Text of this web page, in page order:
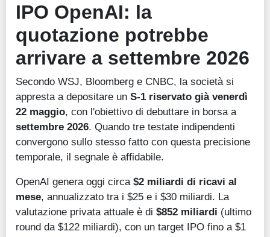
IPO OpenAI: la
quotazione potrebbe
arrivare a settembre 2026
Secondo WSJ, Bloomberg e CNBC, la società si
appresta a depositare un S-1 riservato già venerdì
22 maggio, con l'obiettivo di debuttare in borsa a
settembre 2026. Quando tre testate indipendenti
convergono sullo stesso fatto con questa precisione
temporale, il segnale è affidabile.
OpenAI genera oggi circa $2 miliardi di ricavi al
mese, annualizzato tra i $25 e i $30 miliardi. La
valutazione privata attuale è di $852 miliardi (ultimo
round da $122 miliardi), con un target IPO fino a $1